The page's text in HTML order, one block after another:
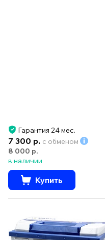
Гарантия 24 мес.
7 300 р. с обменом
8 000 р.
в наличии
Купить